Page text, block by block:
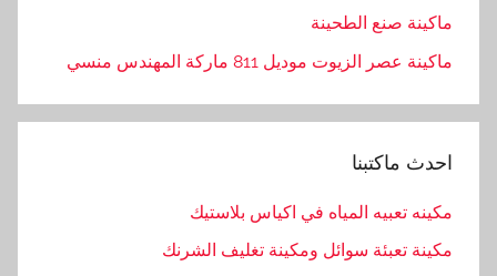
ماكينة صنع الطحينة
ماكينة عصر الزيوت موديل 811 ماركة المهندس منسي
احدث ماكتبنا
مكينه تعبيه المياه في اكياس بلاستيك
مكينة تعبئة سوائل ومكينة تغليف الشرنك